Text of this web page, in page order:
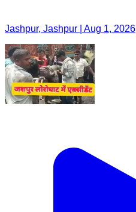
Jashpur, Jashpur | Aug 1, 2026